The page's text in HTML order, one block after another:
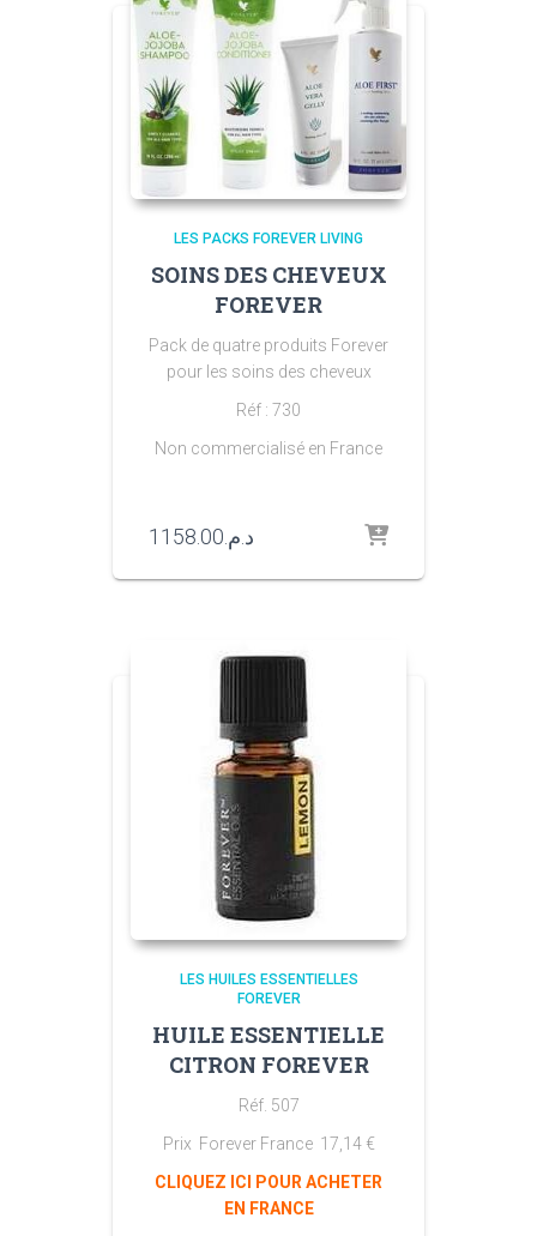
LES PACKS FOREVER LIVING
SOINS DES CHEVEUX
FOREVER
Pack de quatre produits Forever
pour les soins des cheveux
Réf : 730
Non commercialisé en France
د.م.1158.00
LES HUILES ESSENTIELLES
FOREVER
HUILE ESSENTIELLE
CITRON FOREVER
Réf. 507
Prix Forever France 17,14 €
CLIQUEZ ICI POUR ACHETER
EN FRANCE